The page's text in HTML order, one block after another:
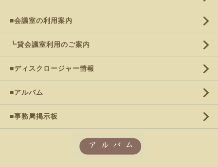
■会議室の利用案内
┗貸会議室利用のご案内
■ディスクロージャー情報
■アルバム
■事務局掲示板